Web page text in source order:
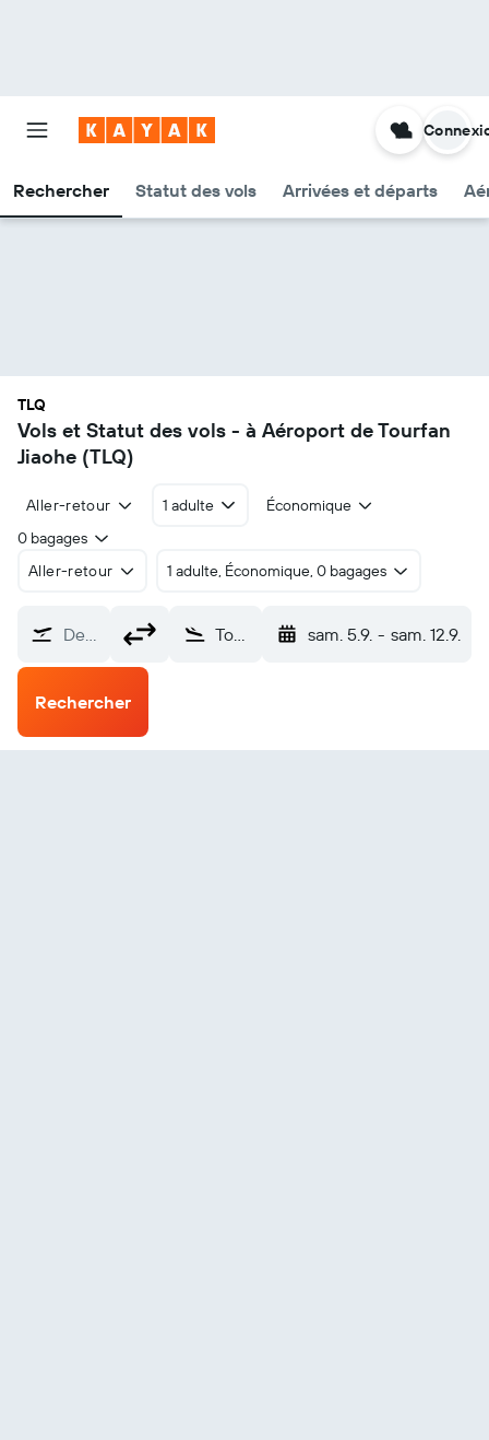
Rechercher Statut des vols Arrivées et départs
TLQ
Vols et Statut des vols - à Aéroport de Tourfan
Jiaohe (TLQ)
Aller-retour 1 adulte
Économique
0 bagages
Aller-retour
1 adulte, Économique, 0 bagages
De… Tourfan Jiaohe (TLQ) sam. 5.9. - sam. 12.9.
Rechercher